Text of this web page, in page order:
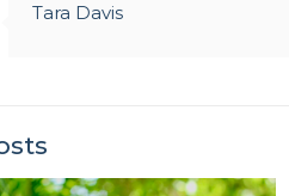
Tara Davis